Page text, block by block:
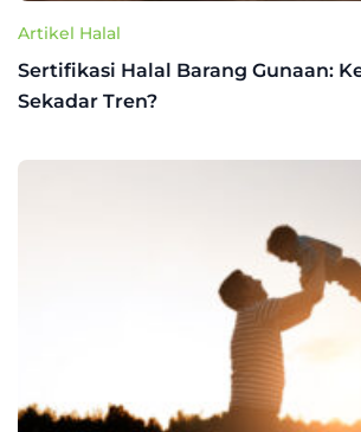
Artikel Halal
Sertifikasi Halal Barang Gunaan:
Sekadar Tren?